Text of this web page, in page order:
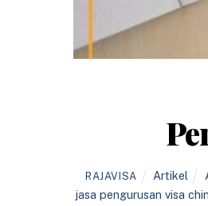
RAJAVISA Artikel
jasa pengurusan visa